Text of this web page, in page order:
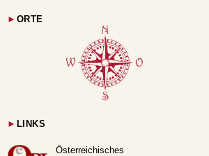
► ORTE
► LINKS
Österreichisches